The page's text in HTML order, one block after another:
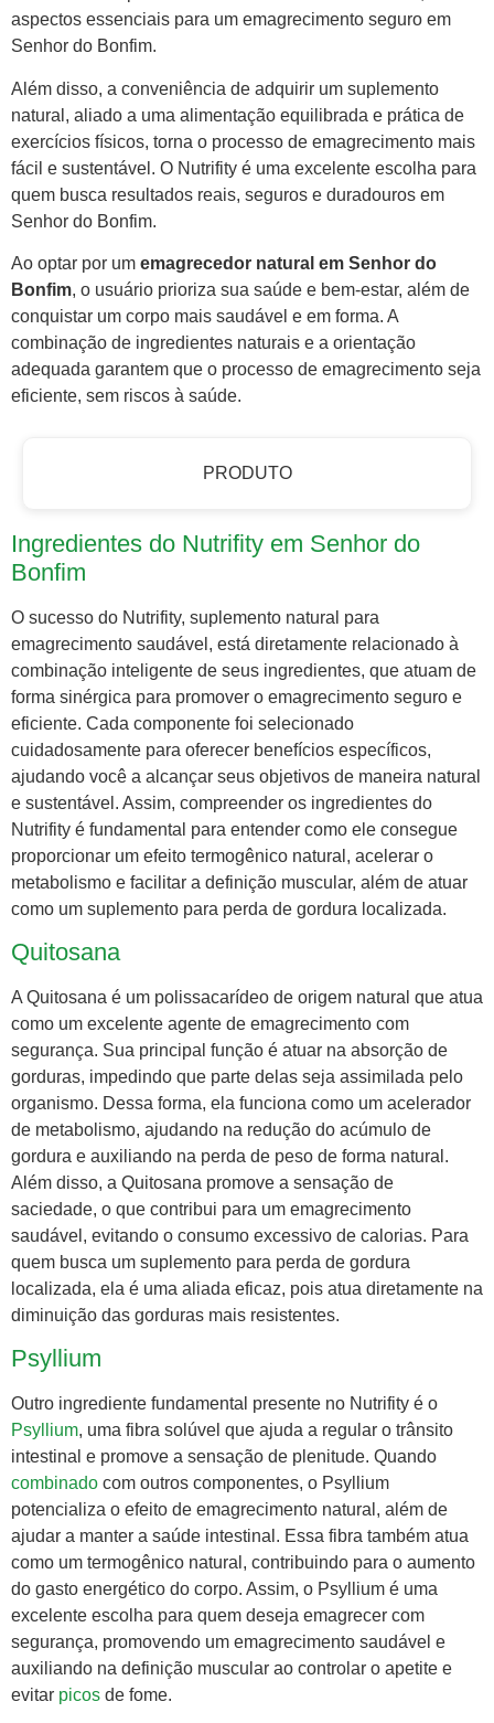
aspectos essenciais para um emagrecimento seguro em
Senhor do Bonfim.
Além disso, a conveniência de adquirir um suplemento
natural, aliado a uma alimentação equilibrada e prática de
exercícios físicos, torna o processo de emagrecimento mais
fácil e sustentável. O Nutrifity é uma excelente escolha para
quem busca resultados reais, seguros e duradouros em
Senhor do Bonfim.
Ao optar por um emagrecedor natural em Senhor do
Bonfim, o usuário prioriza sua saúde e bem-estar, além de
conquistar um corpo mais saudável e em forma. A
combinação de ingredientes naturais e a orientação
adequada garantem que o processo de emagrecimento seja
eficiente, sem riscos à saúde.
PRODUTO
Ingredientes do Nutrifity em Senhor do
Bonfim
O sucesso do Nutrifity, suplemento natural para
emagrecimento saudável, está diretamente relacionado à
combinação inteligente de seus ingredientes, que atuam de
forma sinérgica para promover o emagrecimento seguro e
eficiente. Cada componente foi selecionado
cuidadosamente para oferecer benefícios específicos,
ajudando você a alcançar seus objetivos de maneira natural
e sustentável. Assim, compreender os ingredientes do
Nutrifity é fundamental para entender como ele consegue
proporcionar um efeito termogênico natural, acelerar o
metabolismo e facilitar a definição muscular, além de atuar
como um suplemento para perda de gordura localizada.
Quitosana
A Quitosana é um polissacarídeo de origem natural que atua
como um excelente agente de emagrecimento com
segurança. Sua principal função é atuar na absorção de
gorduras, impedindo que parte delas seja assimilada pelo
organismo. Dessa forma, ela funciona como um acelerador
de metabolismo, ajudando na redução do acúmulo de
gordura e auxiliando na perda de peso de forma natural.
Além disso, a Quitosana promove a sensação de
saciedade, o que contribui para um emagrecimento
saudável, evitando o consumo excessivo de calorias. Para
quem busca um suplemento para perda de gordura
localizada, ela é uma aliada eficaz, pois atua diretamente na
diminuição das gorduras mais resistentes.
Psyllium
Outro ingrediente fundamental presente no Nutrifity é o
Psyllium, uma fibra solúvel que ajuda a regular o trânsito
intestinal e promove a sensação de plenitude. Quando
combinado com outros componentes, o Psyllium
potencializa o efeito de emagrecimento natural, além de
ajudar a manter a saúde intestinal. Essa fibra também atua
como um termogênico natural, contribuindo para o aumento
do gasto energético do corpo. Assim, o Psyllium é uma
excelente escolha para quem deseja emagrecer com
segurança, promovendo um emagrecimento saudável e
auxiliando na definição muscular ao controlar o apetite e
evitar picos de fome.